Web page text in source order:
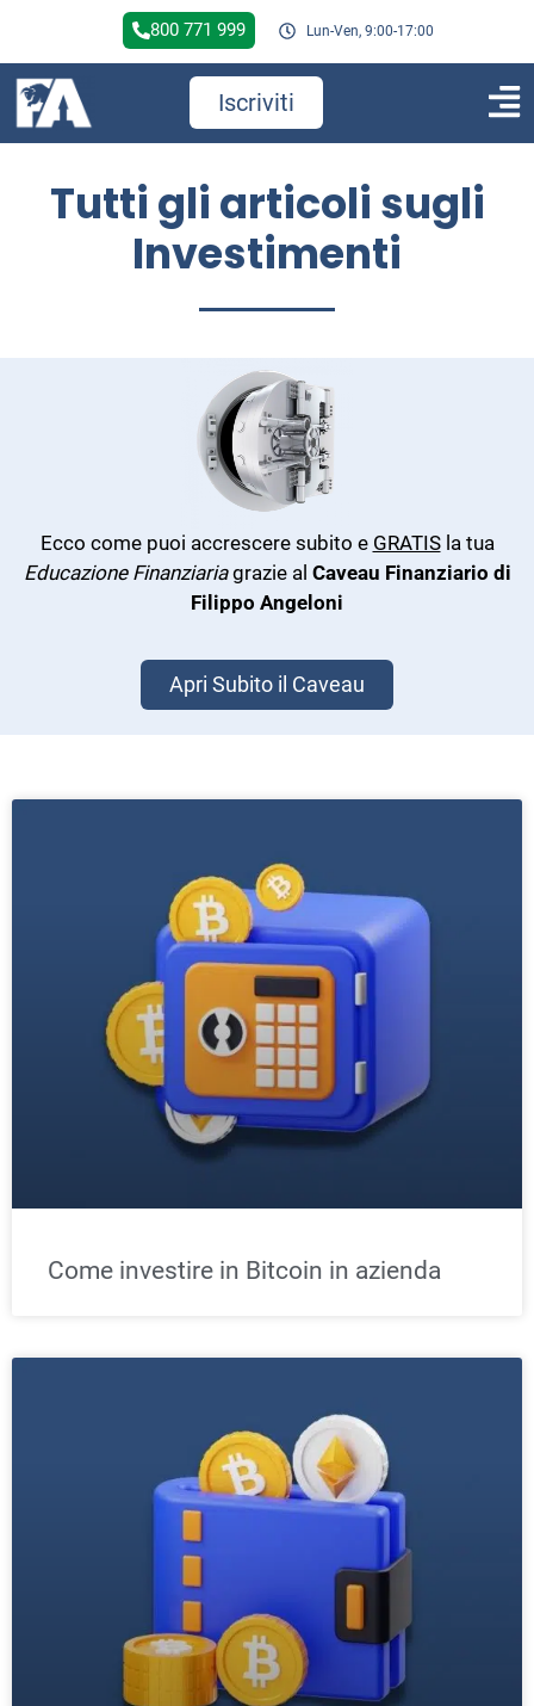
800 771 999 Lun-Ven, 9:00-17:00
Iscriviti
Tutti gli articoli sugli
Investimenti
Ecco come puoi accrescere subito e GRATISla tua
Educazione Finanziariagrazie al Caveau Finanziario di
Filippo Angeloni
Apri Subito il Caveau
Come investire in Bitcoin in azienda